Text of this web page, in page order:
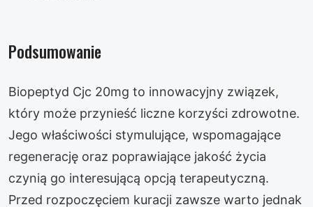
Podsumowanie
Biopeptyd Cjc 20mg to innowacyjny związek,
który może przynieść liczne korzyści zdrowotne.
Jego właściwości stymulujące, wspomagające
regenerację oraz poprawiające jakość życia
czynią go interesującą opcją terapeutyczną.
Przed rozpoczęciem kuracji zawsze warto jednak